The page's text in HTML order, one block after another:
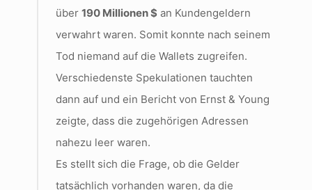
über 190 Millionen $ an Kundengeldern
verwahrt waren. Somit konnte nach seinem
Tod niemand auf die Wallets zugreifen.
Verschiedenste Spekulationen tauchten
dann auf und ein Bericht von Ernst & Young
zeigte, dass die zugehörigen Adressen
nahezu leer waren.
Es stellt sich die Frage, ob die Gelder
tatsächlich vorhanden waren, da die